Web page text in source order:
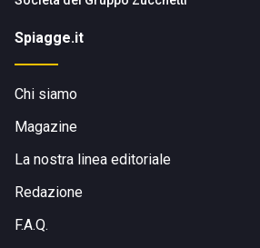
Spiagge.it
Chi siamo
Magazine
La nostra linea editoriale
Redazione
F.A.Q.